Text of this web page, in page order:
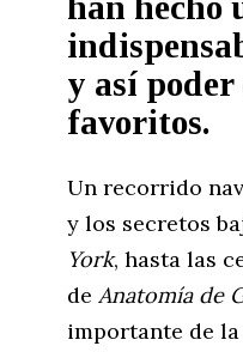
han hecho
y así
favoritos.
Un recorrido
y los secretos
York, hasta las
de Anatomía de
importante de